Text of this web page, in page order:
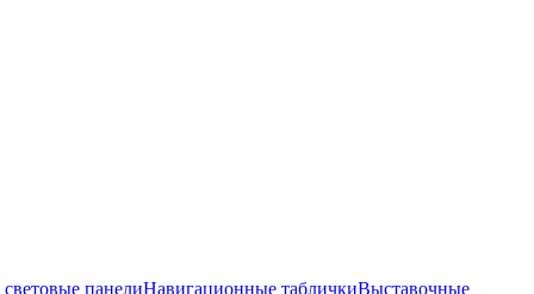
панелиНавигационные табличкиВыставочные